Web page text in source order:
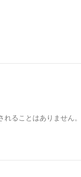
れることはありません。